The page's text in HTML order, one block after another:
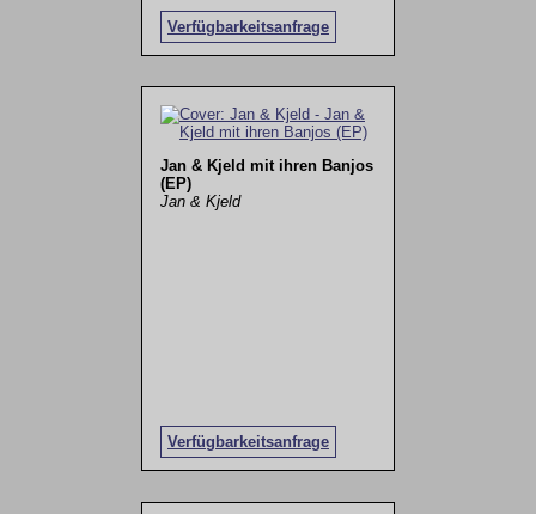
Verfügbarkeitsanfrage
Jan & Kjeld mit ihren Banjos
(EP)
Jan & Kjeld
Verfügbarkeitsanfrage